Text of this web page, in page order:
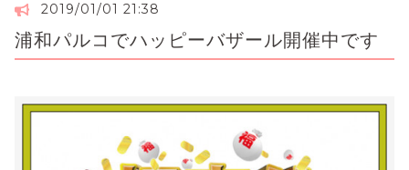
2019/01/01 21:38
浦和パルコでハッピーバザール開催中です